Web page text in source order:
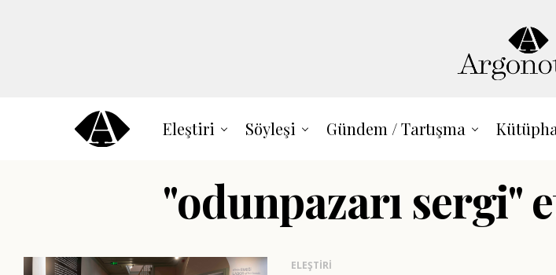
Eleştiri Söyleşi Gündem / Tartışma
"odunpazarı sergi"
ELEŞTIRI